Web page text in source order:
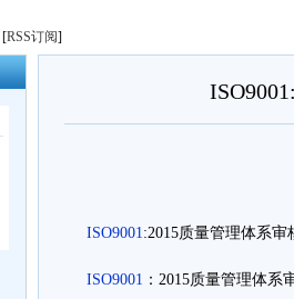
[RSS订阅]
ISO9001:2015质量管理体系
ISO9001 ：2015质量管理体